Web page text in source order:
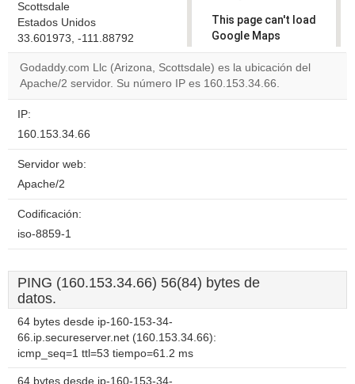
Scottsdale
Estados Unidos
33.601973, -111.88792
This page can't load
Google Maps
correctly.
Do you
own this
OK
Godaddy.com Llc (Arizona, Scottsdale) es la ubicación del
Apache/2 servidor. Su número IP es 160.153.34.66.
IP:
160.153.34.66
Servidor web:
Apache/2
Codificación:
iso-8859-1
PING (160.153.34.66) 56(84) bytes de
datos.
64 bytes desde ip-160-153-34-
66.ip.secureserver.net (160.153.34.66):
icmp_seq=1 ttl=53 tiempo=61.2 ms
64 bytes desde ip-160-153-34-